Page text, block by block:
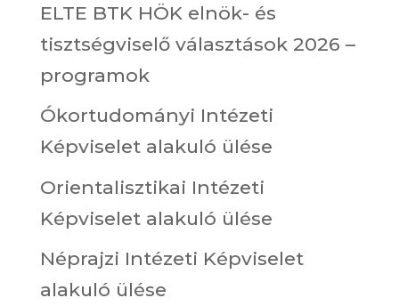
ELTE BTK HÖK elnök- és
tisztségviselő választások 2026 –
programok
Ókortudományi Intézeti
Képviselet alakuló ülése
Orientalisztikai Intézeti
Képviselet alakuló ülése
Néprajzi Intézeti Képviselet
alakuló ülése